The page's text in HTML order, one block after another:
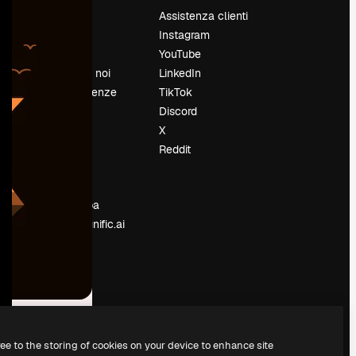
Lavora con noi
Cerca tendenze
Sala stampa
Cerchi magnific.ai
Assistenza clienti
Instagram
YouTube
LinkedIn
TikTok
Discord
X
Reddit
to the storing of cookies on your device to enhance site